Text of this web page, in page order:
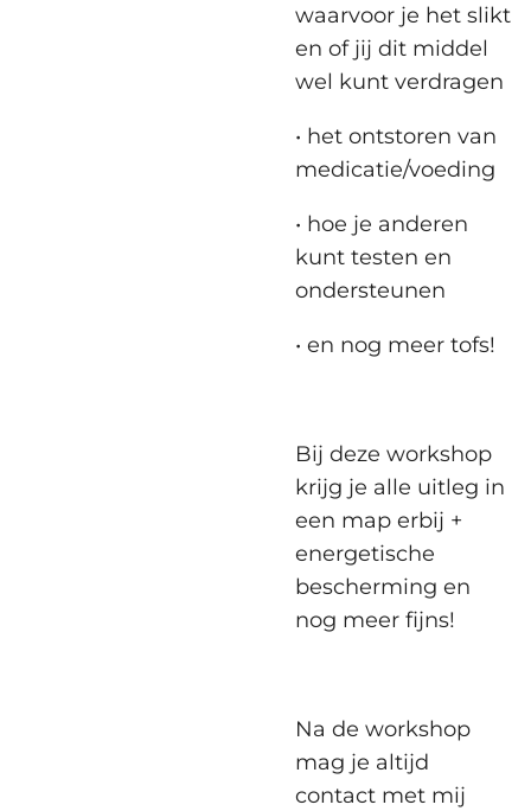
waarvoor je het slikt
en of jij dit middel
wel kunt verdragen
• het ontstoren van
medicatie/voeding
• hoe je anderen
kunt testen en
ondersteunen
• en nog meer tofs!
Bij deze workshop
krijg je alle uitleg in
een map erbij +
energetische
bescherming en
nog meer fijns!
Na de workshop
mag je altijd
contact met mij